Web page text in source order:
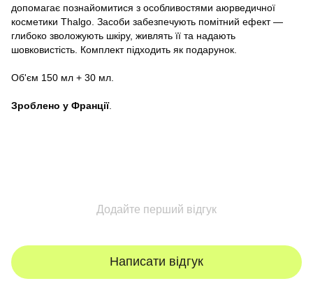
допомагає познайомитися з особливостями аюрведичної
косметики Thalgo. Засоби забезпечують помітний ефект —
глибоко зволожують шкіру, живлять її та надають
шовковистість. Комплект підходить як подарунок.
Об'єм 150 мл + 30 мл.
Зроблено у Франції.
Додайте перший відгук
Написати відгук